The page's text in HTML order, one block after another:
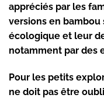
appréciés par les
versions en
écologique et leur
notamment par des
Pour les petits
ne doit pas être